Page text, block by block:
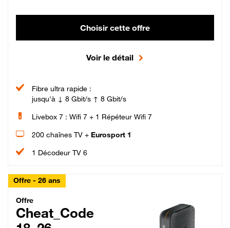
Choisir cette offre
Voir le détail
Fibre ultra rapide :
jusqu'à ↓ 8 Gbit/s ↑ 8 Gbit/s
Livebox 7 : Wifi 7 + 1 Répéteur Wifi 7
200 chaînes TV + Eurosport 1
1 Décodeur TV 6
Offre - 26 ans
Cheat_Code Fibre_18_26
Offre
Cheat_Code